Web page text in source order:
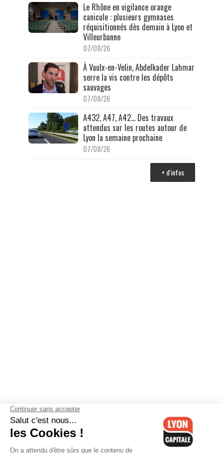
Le Rhône en vigilance orange
canicule : plusieurs gymnases
réquisitionnés dès demain à Lyon et
Villeurbanne
07/08/26
À Vaulx-en-Velin, Abdelkader Lahmar
serre la vis contre les dépôts
sauvages
07/08/26
A432, A47, A42… Des travaux
attendus sur les routes autour de
Lyon la semaine prochaine
07/08/26
+ d'infos